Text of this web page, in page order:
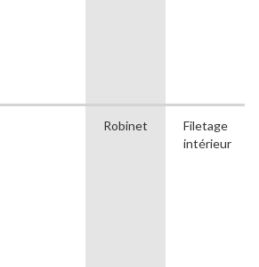
Robinet
Filetage
intérieur